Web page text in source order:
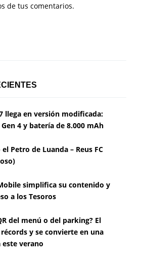
de tus comentarios.
llega en versión modificada:
4 y batería de 8.000 mAh
Petro de Luanda – Reus FC
simplifica su contenido y
a los Tesoros
del menú o del parking? El
y se convierte en una
este verano